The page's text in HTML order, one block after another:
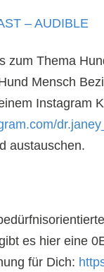
– AUDIBLE
zum Thema
Mensch
Instagram
austauschen.
es hier eine
für Dich: